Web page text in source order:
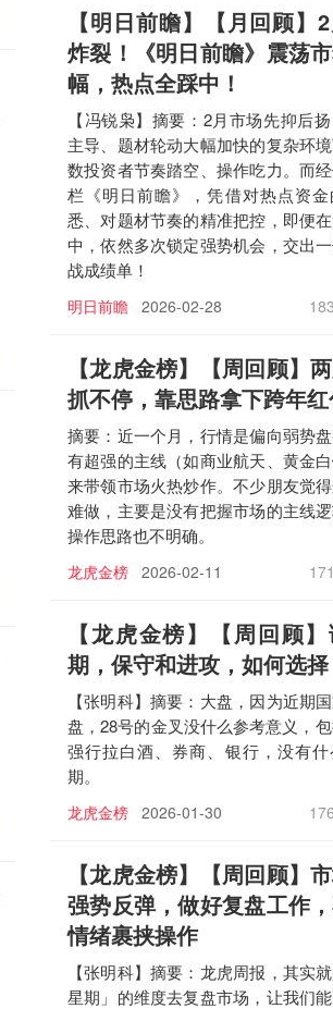
【明日前瞻】【月回顾】
炸裂！《明日前瞻》震荡
幅，热点全踩中！
【冯锐枭】摘要：2月市场先抑后
主导、题材轮动大幅加快的复杂环
数投资者节奏踏空、操作吃力。而
栏《明日前瞻》，凭借对热点资
悉、对题材节奏的精准把控，即便
中，依然多次锁定强势机会，交出
战成绩单！
明日前瞻 2026-02-28
【龙虎金榜】【周回顾】
抓不停，靠思路拿下跨年红
摘要：近一个月，行情是偏向弱势
有超强的主线（如商业航天、黄金白
来带领市场火热炒作。不少朋友觉
难做，主要是没有把握市场的主线
操作思路也不明确。
龙虎金榜 2026-02-11
【龙虎金榜】【周回顾
期，保守和进攻，如何选择
【张明科】摘要：大盘，因为近期
盘，28号的金叉没什么参考意义，
强行拉白酒、券商、银行，没有
期。
龙虎金榜 2026-01-30
【龙虎金榜】【周回顾】
强势反弹，做好复盘工作
情绪裹挟操作
【张明科】摘要：龙虎周报，其实
星期」的维度去复盘市场，让我们